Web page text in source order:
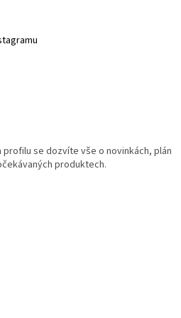
profilu se dozvíte vše o novinkách, plán
produktech.